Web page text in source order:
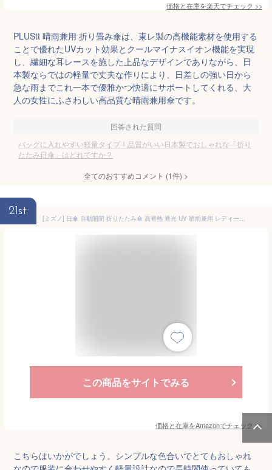
価格と在庫を楽天でチェック >>
PLUStt 晴雨兼用 折り畳み傘は、東レ製の高機能素材を使用する
ことで優れたUVカット効果とクールマイナスイオン機能を実現
し、繊細な耳レースを施した上品なデザインでありながら、日
本製ならではの軽量で丈夫な作りにより、日差しの強い日から
急な雨までこれ一本で優雅かつ快適にサポートしてくれる、大
人の女性にふさわしい高品質な晴雨兼用傘です。
回答された質問
バッグに入れやすい軽量タイプ！品質がいい日本製でおしゃれな「折り
たたみ日傘」はどれですか？
全てのおすすめコメント (1件) >
21st
[ミズノ] 日傘 自動開閉 折りたたみ傘 高遮熱 遮光 UV 晴雨兼用 レディース メンズ 大きい 親骨58cm 41691 ホワイト
この商品をサイトでみる
価格と在庫をAmazonでチェック >>
こちらはいかがでしょう。シンプルな色合いでとてもおしゃれ